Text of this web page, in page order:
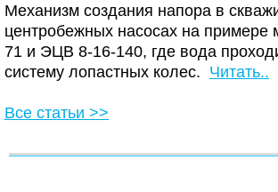
Механизм создания напора в
центробежных насосах на примере
71 и ЭЦВ 8-16-140, где вода
систему лопастных колес. Читать..
Все статьи >>